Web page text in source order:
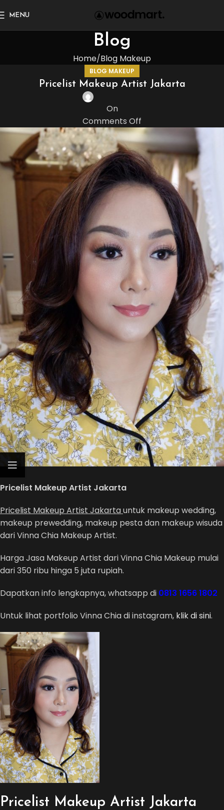
MENU
Blog
Home Blog Makeup
BLOG MAKEUP
Pricelist Makeup Artist Jakarta
On
Comments Off
Pricelist Makeup Artist Jakarta
Pricelist Makeup Artist Jakartauntuk makeup wedding,
makeup prewedding, makeup pesta dan makeup wisuda
dari Vinna Chia Makeup Artist.
Harga Jasa Makeup Artist dari Vinna Chia Makeup mulai
dari 350 ribu hinga 5 juta rupiah.
Dapatkan info lengkapnya, whatsapp di 0813 1656 1802
Untuk lihat portfolio Vinna Chia di instagram, klik di sini.
Pricelist Makeup Artist Jakarta